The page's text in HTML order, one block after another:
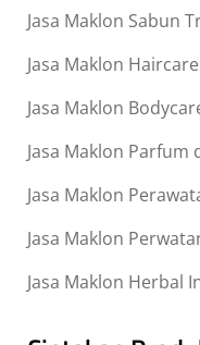
Jasa Maklon Sabun
Jasa Maklon Haircare
Jasa Maklon
Jasa Maklon Parfum
Jasa Maklon
Jasa Maklon
Jasa Maklon Herbal